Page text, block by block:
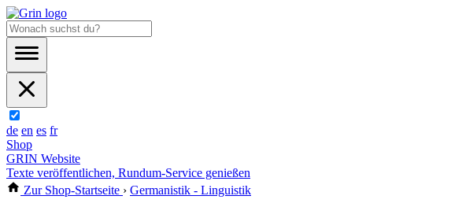
de en es fr
Shop
GRIN Website
Texte veröffentlichen, Rundum-Service genießen
Zur Shop-Startseite › Germanistik - Linguistik